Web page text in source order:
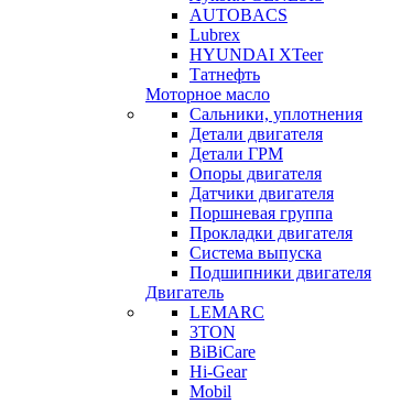
AUTOBACS
Lubrex
HYUNDAI XTeer
Татнефть
Моторное масло
Сальники, уплотнения
Детали двигателя
Детали ГРМ
Опоры двигателя
Датчики двигателя
Поршневая группа
Прокладки двигателя
Система выпуска
Подшипники двигателя
Двигатель
LEMARC
3TON
BiBiCare
Hi-Gear
Mobil